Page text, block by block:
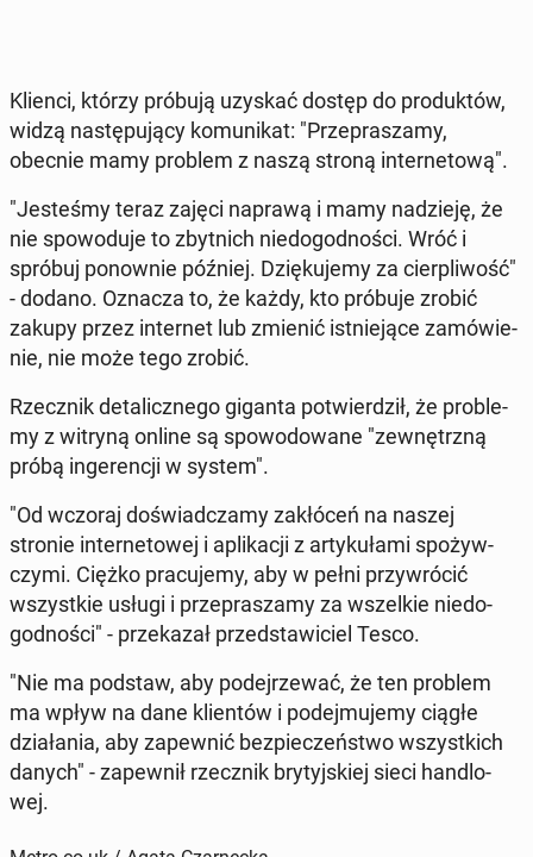
Klienci, którzy próbują uzyskać dostęp do pro­duk­tów,
widzą na­stę­pu­ją­cy ko­mu­ni­kat: "Prze­pra­sza­my,
obecnie mamy problem z naszą stroną in­ter­ne­to­wą".
"Je­ste­śmy teraz zajęci naprawą i mamy na­dzie­ję, że
nie spo­wo­du­je to zbyt­nich nie­do­god­no­ści. Wróć i
spróbuj po­now­nie później. Dzię­ku­je­my za cier­pli­wość"
- dodano. Oznacza to, że każdy, kto próbuje zrobić
zakupy przez in­ter­net lub zmienić ist­nie­ją­ce za­mó­wie­
nie, nie może tego zrobić.
Rzecz­nik de­ta­licz­ne­go giganta po­twier­dził, że pro­ble­
my z witryną online są spo­wo­do­wa­ne "ze­wnętrz­ną
próbą in­ge­ren­cji w system".
"Od wczoraj do­świad­cza­my za­kłó­ceń na naszej
stronie in­ter­ne­to­wej i apli­ka­cji z ar­ty­ku­ła­mi spo­żyw­
czy­mi. Ciężko pra­cu­je­my, aby w pełni przy­wró­cić
wszyst­kie usługi i prze­pra­sza­my za wszel­kie nie­do­
god­no­ści" - prze­ka­zał przed­sta­wi­ciel Tesco.
"Nie ma podstaw, aby po­dej­rze­wać, że ten problem
ma wpływ na dane klien­tów i po­dej­mu­je­my ciągłe
dzia­ła­nia, aby za­pew­nić bez­pie­czeń­stwo wszyst­kich
danych" - za­pew­nił rzecz­nik bry­tyj­skiej sieci han­dlo­
wej.